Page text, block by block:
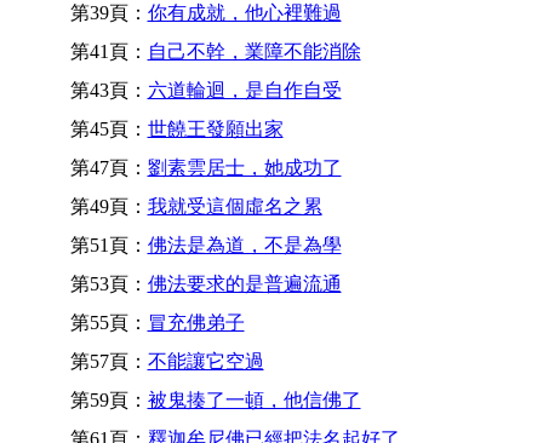
第39頁： 你有成就，他心裡難過
第41頁： 自己不幹，業障不能消除
第43頁： 六道輪迴，是自作自受
第45頁： 世饒王發願出家
第47頁： 劉素雲居士，她成功了
第49頁： 我就受這個虛名之累
第51頁： 佛法是為道，不是為學
第53頁： 佛法要求的是普遍流通
第55頁： 冒充佛弟子
第57頁： 不能讓它空過
第59頁： 被鬼揍了一頓，他信佛了
第61頁： 釋迦牟尼佛已經把法名起好了